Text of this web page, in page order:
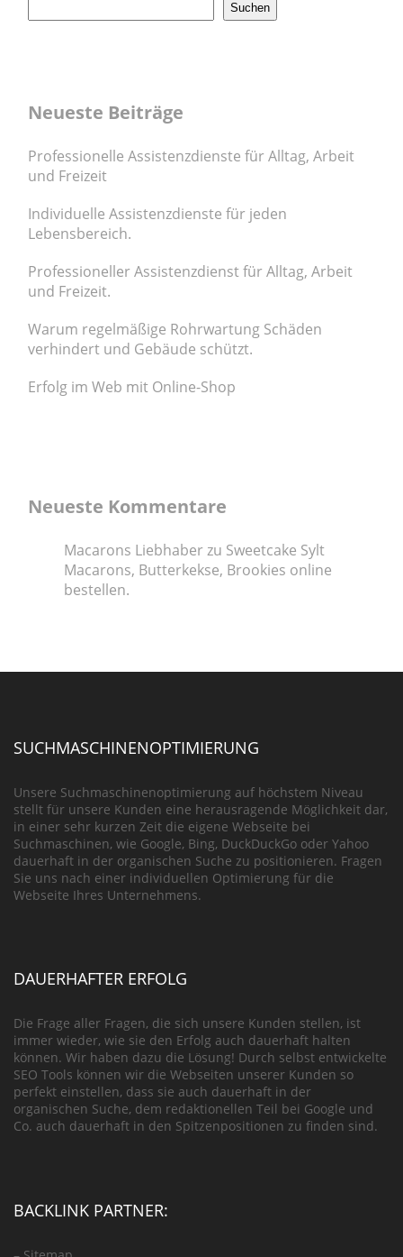
Suchen
Neueste Beiträge
Professionelle Assistenzdienste für Alltag, Arbeit
und Freizeit
Individuelle Assistenzdienste für jeden
Lebensbereich.
Professioneller Assistenzdienst für Alltag, Arbeit
und Freizeit.
Warum regelmäßige Rohrwartung Schäden
verhindert und Gebäude schützt.
Erfolg im Web mit Online-Shop
Neueste Kommentare
Macarons Liebhaber zu Sweetcake Sylt
Macarons, Butterkekse, Brookies online
bestellen.
SUCHMASCHINENOPTIMIERUNG
Unsere Suchmaschinenoptimierung auf höchstem Niveau
stellt für unsere Kunden eine herausragende Möglichkeit dar,
in einer sehr kurzen Zeit die eigene Webseite bei
Suchmaschinen, wie Google, Bing, DuckDuckGo oder Yahoo
dauerhaft in der organischen Suche zu positionieren. Fragen
Sie uns nach einer individuellen Optimierung für die
Webseite Ihres Unternehmens.
DAUERHAFTER ERFOLG
Die Frage aller Fragen, die sich unsere Kunden stellen, ist
immer wieder, wie sie den Erfolg auch dauerhaft halten
können. Wir haben dazu die Lösung! Durch selbst entwickelte
SEO Tools können wir die Webseiten unserer Kunden so
perfekt einstellen, dass sie auch dauerhaft in der
organischen Suche, dem redaktionellen Teil bei Google und
Co. auch dauerhaft in den Spitzenpositionen zu finden sind.
BACKLINK PARTNER: